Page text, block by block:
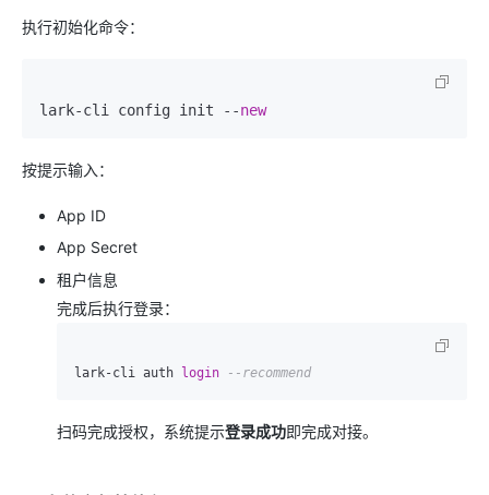
执行初始化命令：
lark-cli config init --new
按提示输入：
App ID
App Secret
租户信息
完成后执行登录：
lark-cli auth login --recommend
扫码完成授权，系统提示登录成功即完成对接。